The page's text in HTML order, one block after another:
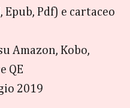
Epub, Pdf) e cartaceo
Amazon, Kobo,
QE
2019